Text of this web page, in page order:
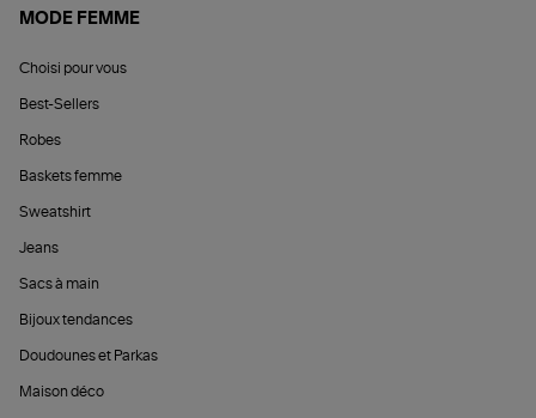
MODE FEMME
Choisi pour vous
Best-Sellers
Robes
Baskets femme
Sweatshirt
Jeans
Sacs à main
Bijoux tendances
Doudounes et Parkas
Maison déco